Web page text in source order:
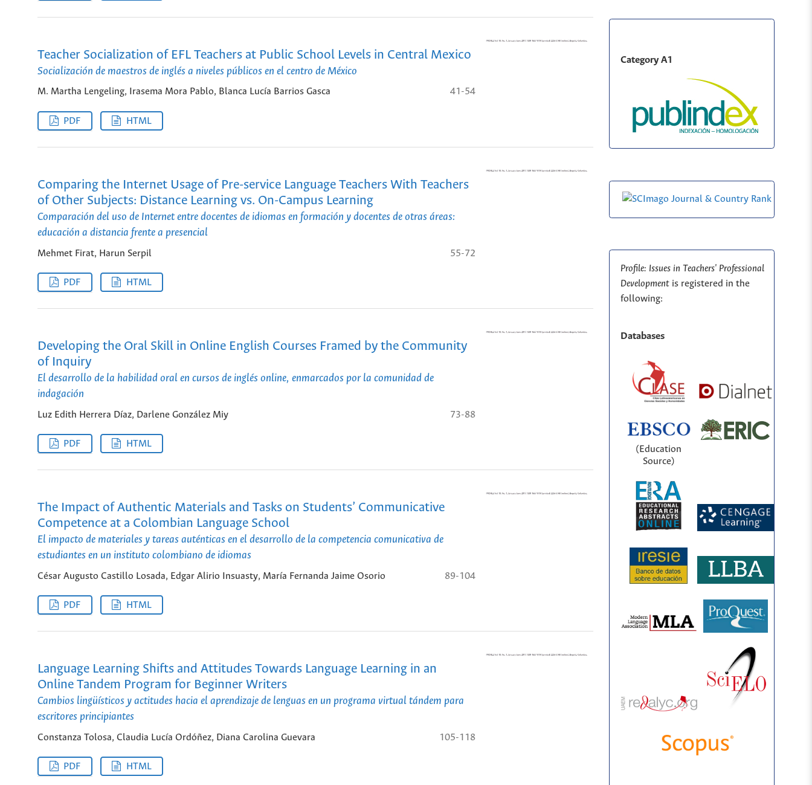
Teacher Socialization of EFL Teachers at Public School Levels in Central Mexico
Socialización de maestros de inglés a niveles públicos en el centro de México
M. Martha Lengeling, Irasema Mora Pablo, Blanca Lucía Barrios Gasca 41-54
PDF HTML
Comparing the Internet Usage of Pre-service Language Teachers With Teachers
of Other Subjects: Distance Learning vs. On-Campus Learning
Comparación del uso de Internet entre docentes de idiomas en formación y docentes de otras áreas:
educación a distancia frente a presencial
Mehmet Firat, Harun Serpil 55-72
PDF HTML
Developing the Oral Skill in Online English Courses Framed by the Community
of Inquiry
El desarrollo de la habilidad oral en cursos de inglés online, enmarcados por la comunidad de
indagación
Luz Edith Herrera Díaz, Darlene González Miy 73-88
PDF HTML
The Impact of Authentic Materials and Tasks on Students’ Communicative
Competence at a Colombian Language School
El impacto de materiales y tareas auténticas en el desarrollo de la competencia comunicativa de
estudiantes en un instituto colombiano de idiomas
César Augusto Castillo Losada, Edgar Alirio Insuasty, María Fernanda Jaime Osorio 89-104
PDF HTML
Language Learning Shifts and Attitudes Towards Language Learning in an
Online Tandem Program for Beginner Writers
Cambios lingüísticos y actitudes hacia el aprendizaje de lenguas en un programa virtual tándem para
escritores principiantes
Constanza Tolosa, Claudia Lucía Ordóñez, Diana Carolina Guevara 105-118
PDF HTML
Category A1
Profile: Issues in Teachers' Professional
Development is registered in the
following:
Databases
(Education
Source)